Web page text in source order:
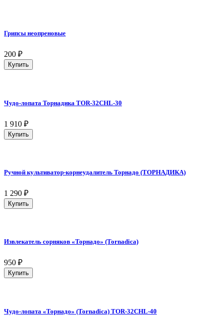
Грипсы неопреновые
200 ₽
Купить
Чудо-лопата Торнадика TOR-32CHL-30
1 910 ₽
Купить
Ручной культиватор-корнеудалитель Торнадо (ТОРНАДИКА)
1 290 ₽
Купить
Извлекатель сорняков «Торнадо» (Tornadica)
950 ₽
Купить
Чудо-лопата «Торнадо» (Tornadica) TOR-32CHL-40